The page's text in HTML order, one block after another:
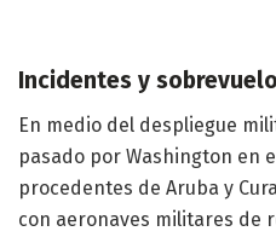
Incidentes y
En medio del despliegue
pasado por Washington en
procedentes de Aruba y
con aeronaves militares de